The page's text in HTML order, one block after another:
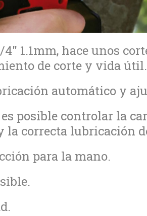
4" 1.1mm, hace unos
de corte y vida útil.
automático y
posible controlar la
la correcta lubricación
para la mano.